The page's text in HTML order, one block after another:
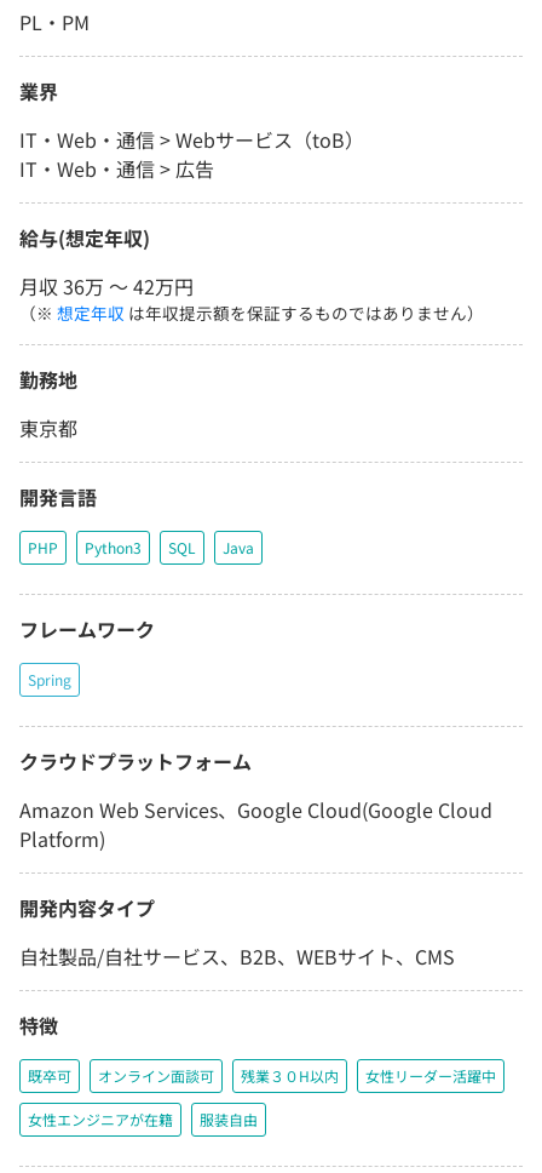
PL・PM
業界
IT・Web・通信 > Webサービス（toB）
IT・Web・通信 > 広告
給与(想定年収)
月収 36万 〜 42万円
（※ 想定年収 は年収提示額を保証するものではありません）
勤務地
東京都
開発言語
PHP Python3 SQL Java
フレームワーク
Spring
クラウドプラットフォーム
Amazon Web Services、Google Cloud(Google Cloud
Platform)
開発内容タイプ
自社製品/自社サービス、B2B、WEBサイト、CMS
特徴
既卒可 オンライン面談可 残業３０H以内 女性リーダー活躍中
女性エンジニアが在籍 服装自由